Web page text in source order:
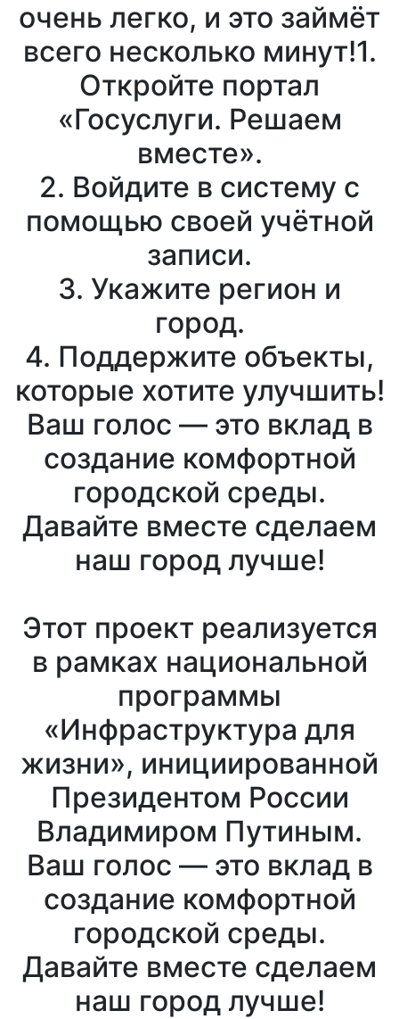
очень легко, и это займёт
всего несколько минут!1.
Откройте портал
«Госуслуги. Решаем
вместе».
2. Войдите в систему с
помощью своей учётной
записи.
3. Укажите регион и
город.
4. Поддержите объекты,
которые хотите улучшить!
Ваш голос — это вклад в
создание комфортной
городской среды.
Давайте вместе сделаем
наш город лучше!
Этот проект реализуется
в рамках национальной
программы
«Инфраструктура для
жизни», инициированной
Президентом России
Владимиром Путиным.
Ваш голос — это вклад в
создание комфортной
городской среды.
Давайте вместе сделаем
наш город лучше!